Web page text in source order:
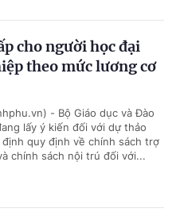
cho người học đại
theo mức lương cơ
- Bộ Giáo dục và Đào
lấy ý kiến đối với dự thảo
định quy định về chính sách trợ
chính sách nội trú đối với...